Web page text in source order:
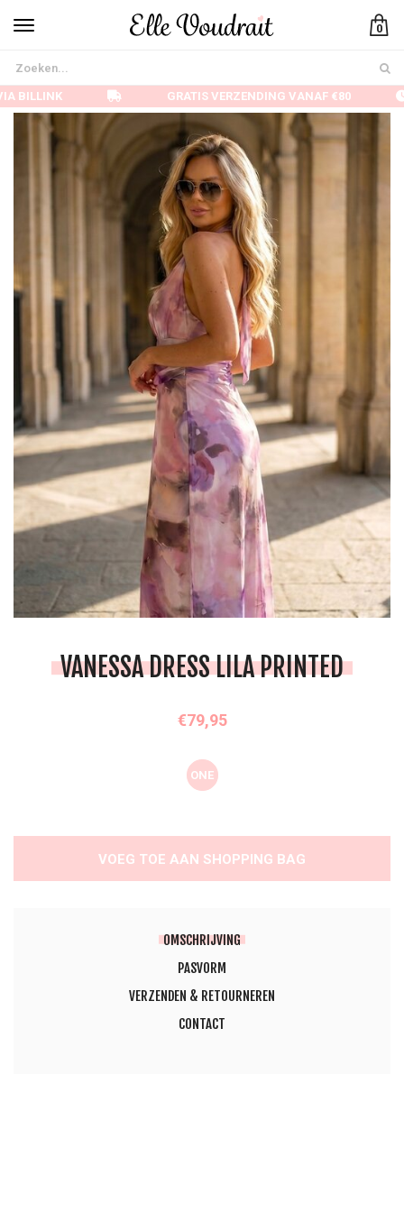
0
BILLINK GRATIS VERZENDING VANAF €80
VANESSA DRESS LILA PRINTED
€79,95
OMSCHRIJVING
PASVORM
VERZENDEN & RETOURNEREN
CONTACT
ONE
VOEG TOE AAN SHOPPING BAG